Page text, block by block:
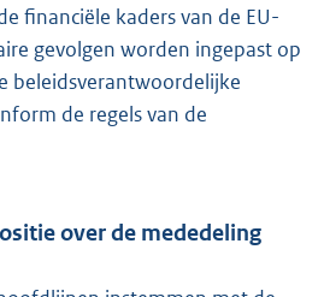
financiële kaders van de EU-
gevolgen worden ingepast op
beleidsverantwoordelijke
de regels van de
over de mededeling